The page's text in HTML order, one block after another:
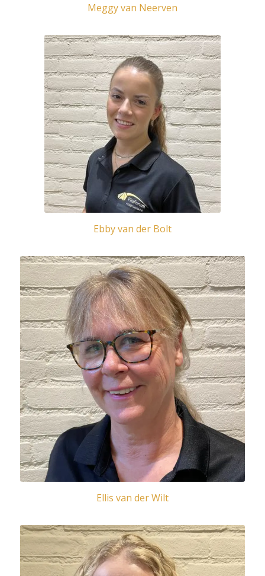
Meggy van Neerven
Ebby van der Bolt
Ellis van der Wilt